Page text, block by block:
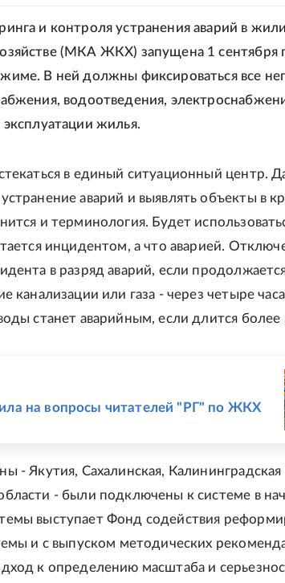
и контроля устранения аварий в
(МКА ЖКХ) запущена 1 сентября
В ней должны фиксироваться все
водоотведения,
жилья.
в единый ситуационный центр.
аварий и выявлять объекты в
и терминология. Будет
инцидентом, а что аварией.
в разряд аварий, если
канализации или газа - через четыре
станет аварийным, если длится более
на вопросы читателей "РГ" по ЖКХ
- Якутия, Сахалинская, Калининградская
- были подключены к системе в
выступает Фонд содействия
и с выпуском методических
к определению масштаба и